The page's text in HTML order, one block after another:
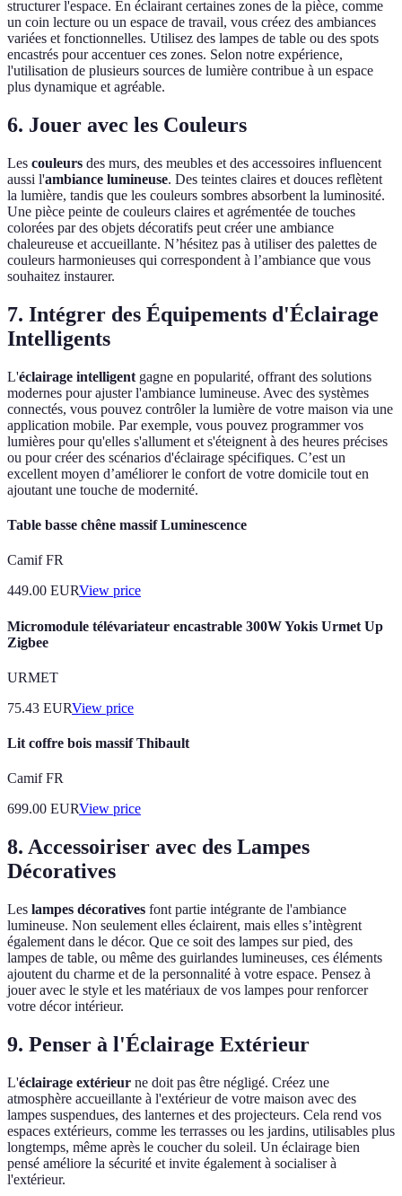
structurer l'espace. En éclairant certaines zones de la pièce, comme
un coin lecture ou un espace de travail, vous créez des ambiances
variées et fonctionnelles. Utilisez des lampes de table ou des spots
encastrés pour accentuer ces zones. Selon notre expérience,
l'utilisation de plusieurs sources de lumière contribue à un espace
plus dynamique et agréable.
6. Jouer avec les Couleurs
Les couleurs des murs, des meubles et des accessoires influencent
aussi l'ambiance lumineuse. Des teintes claires et douces reflètent
la lumière, tandis que les couleurs sombres absorbent la luminosité.
Une pièce peinte de couleurs claires et agrémentée de touches
colorées par des objets décoratifs peut créer une ambiance
chaleureuse et accueillante. N’hésitez pas à utiliser des palettes de
couleurs harmonieuses qui correspondent à l’ambiance que vous
souhaitez instaurer.
7. Intégrer des Équipements d'Éclairage
Intelligents
L'éclairage intelligent gagne en popularité, offrant des solutions
modernes pour ajuster l'ambiance lumineuse. Avec des systèmes
connectés, vous pouvez contrôler la lumière de votre maison via une
application mobile. Par exemple, vous pouvez programmer vos
lumières pour qu'elles s'allument et s'éteignent à des heures précises
ou pour créer des scénarios d'éclairage spécifiques. C’est un
excellent moyen d’améliorer le confort de votre domicile tout en
ajoutant une touche de modernité.
Table basse chêne massif Luminescence
Camif FR
449.00 EURView price
Micromodule télévariateur encastrable 300W Yokis Urmet Up
Zigbee
URMET
75.43 EURView price
Lit coffre bois massif Thibault
Camif FR
699.00 EURView price
8. Accessoiriser avec des Lampes
Décoratives
Les lampes décoratives font partie intégrante de l'ambiance
lumineuse. Non seulement elles éclairent, mais elles s’intègrent
également dans le décor. Que ce soit des lampes sur pied, des
lampes de table, ou même des guirlandes lumineuses, ces éléments
ajoutent du charme et de la personnalité à votre espace. Pensez à
jouer avec le style et les matériaux de vos lampes pour renforcer
votre décor intérieur.
9. Penser à l'Éclairage Extérieur
L'éclairage extérieur ne doit pas être négligé. Créez une
atmosphère accueillante à l'extérieur de votre maison avec des
lampes suspendues, des lanternes et des projecteurs. Cela rend vos
espaces extérieurs, comme les terrasses ou les jardins, utilisables plus
longtemps, même après le coucher du soleil. Un éclairage bien
pensé améliore la sécurité et invite également à socialiser à
l'extérieur.